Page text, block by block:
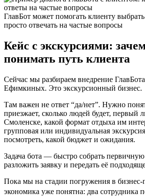
ГлавБот может помогать клиенту
просто отвечать на частые вопросы
Кейс с экскурсиями:
понимать путь клиента
Сейчас мы разбираем внедрение
Ефимкиных. Это экскурсионный бизнес.
Там важен не ответ “да/нет”. Нужно
приезжает, сколько людей будет, первый
Смоленске, какой формат отдыха им
групповая или индивидуальная
посмотреть, какой бюджет и ожидания.
Задача бота — быстро собрать
разложить заявку и передать её
Пока мы на стадии погружения в бизнес-
экономика уже понятна: два сотрудника